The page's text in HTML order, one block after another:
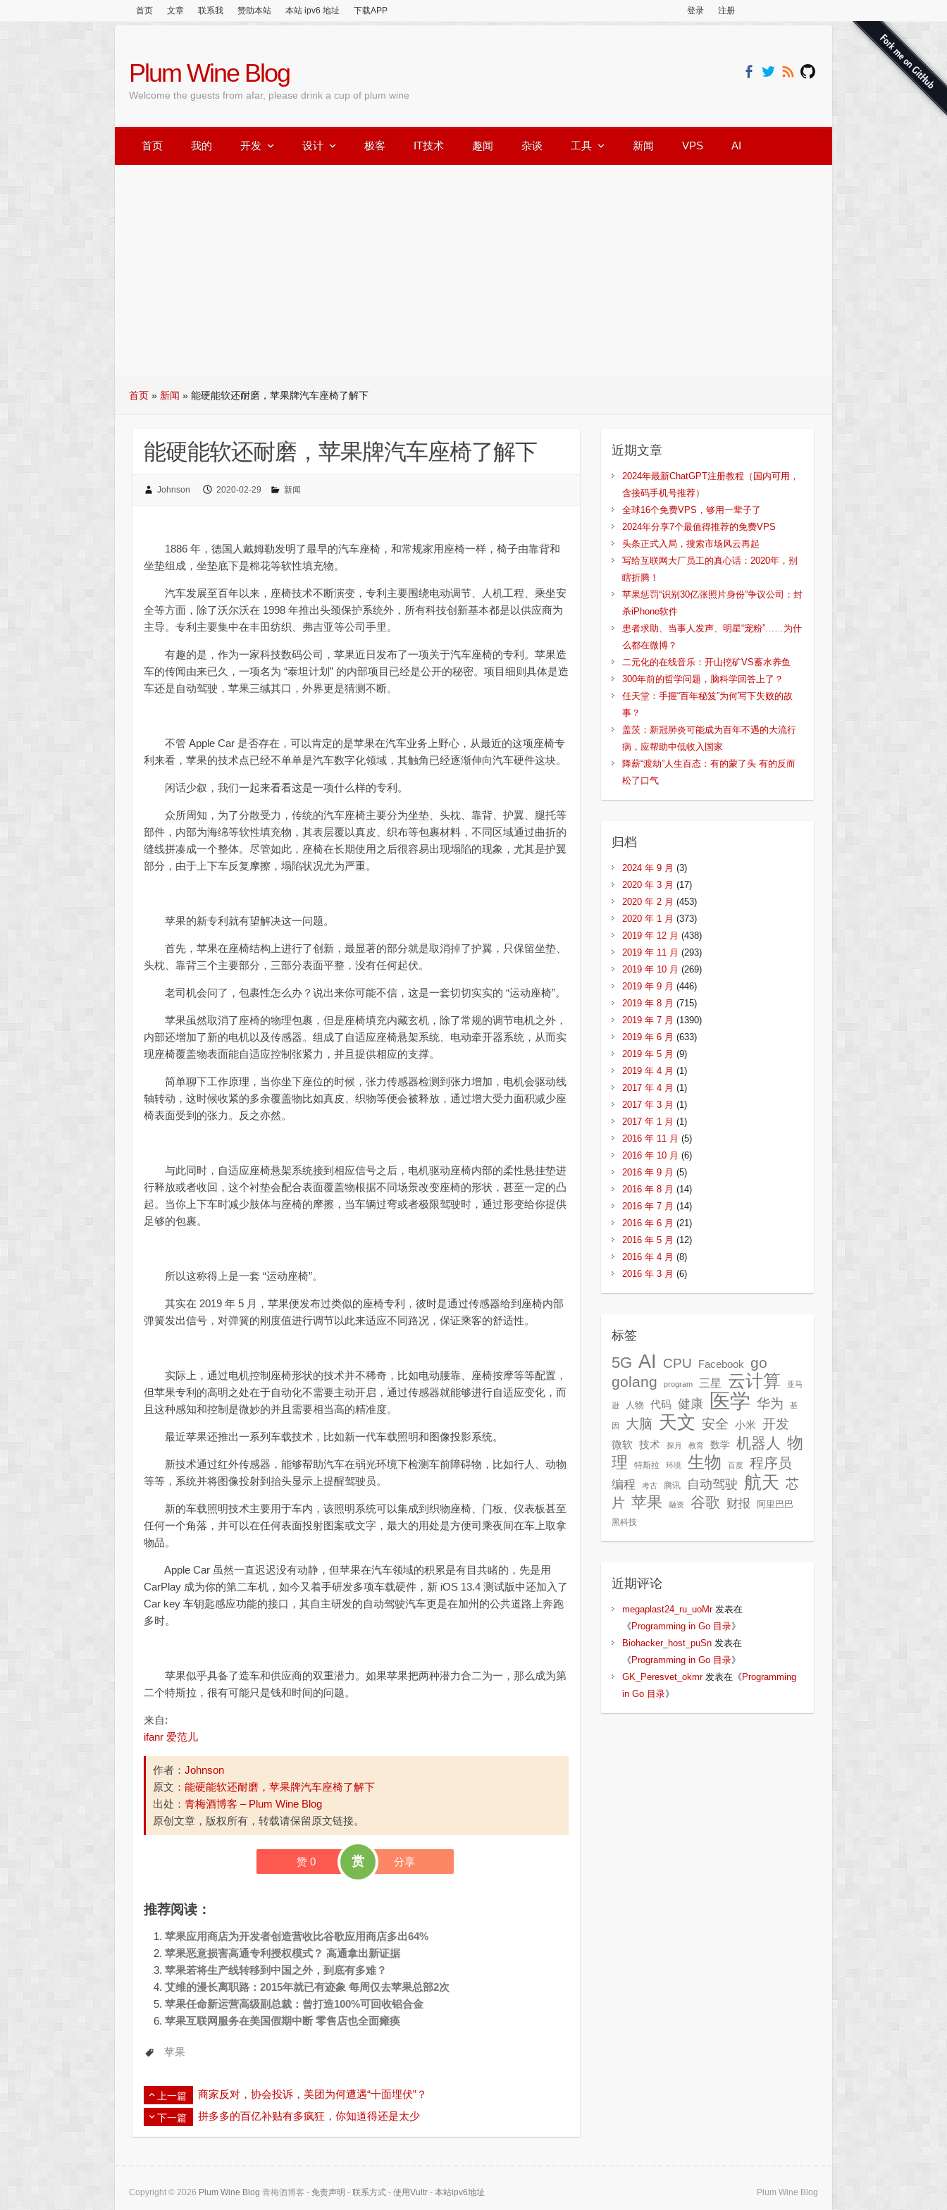
首页 文章 联系我 赞助本站 本站 ipv6 地址 下载APP 登录 注册
Plum Wine Blog
Welcome the guests from afar, please drink a cup of plum wine
首页 我的 开发 设计 极客 IT技术 趣闻 杂谈 工具 新闻 VPS AI
首页 » 新闻 » 能硬能软还耐磨，苹果牌汽车座椅了解下
能硬能软还耐磨，苹果牌汽车座椅了解下
Johnson 2020-02-29 新闻
1886 年，德国人戴姆勒发明了最早的汽车座椅，和常规家用座椅一样，椅子由靠背和
坐垫组成，坐垫底下是棉花等软性填充物。
汽车发展至百年以来，座椅技术不断演变，专利主要围绕电动调节、人机工程、乘坐安
全等方面，除了沃尔沃在 1998 年推出头颈保护系统外，所有科技创新基本都是以供应商为
主导。专利主要集中在丰田纺织、弗吉亚等公司手里。
有趣的是，作为一家科技数码公司，苹果近日发布了一项关于汽车座椅的专利。苹果造
车的传闻由来已久，一项名为 “泰坦计划” 的内部项目已经是公开的秘密。项目细则具体是造
车还是自动驾驶，苹果三缄其口，外界更是猜测不断。
不管 Apple Car 是否存在，可以肯定的是苹果在汽车业务上野心，从最近的这项座椅专
利来看，苹果的技术点已经不单单是汽车数字化领域，其触角已经逐渐伸向汽车硬件这块。
闲话少叙，我们一起来看看这是一项什么样的专利。
众所周知，为了分散受力，传统的汽车座椅主要分为坐垫、头枕、靠背、护翼、腿托等
部件，内部为海绵等软性填充物，其表层覆以真皮、织布等包裹材料，不同区域通过曲折的
缝线拼凑成一个整体。尽管如此，座椅在长期使用之后很容易出现塌陷的现象，尤其是护翼
部分，由于上下车反复摩擦，塌陷状况尤为严重。
苹果的新专利就有望解决这一问题。
首先，苹果在座椅结构上进行了创新，最显著的部分就是取消掉了护翼，只保留坐垫、
头枕、靠背三个主要部分，三部分表面平整，没有任何起伏。
老司机会问了，包裹性怎么办？说出来你可能不信，这是一套切切实实的 “运动座椅”。
苹果虽然取消了座椅的物理包裹，但是座椅填充内藏玄机，除了常规的调节电机之外，
内部还增加了新的电机以及传感器。组成了自适应座椅悬架系统、电动牵开器系统，从而实
现座椅覆盖物表面能自适应控制张紧力，并且提供相应的支撑。
简单聊下工作原理，当你坐下座位的时候，张力传感器检测到张力增加，电机会驱动线
轴转动，这时候收紧的多余覆盖物比如真皮、织物等便会被释放，通过增大受力面积减少座
椅表面受到的张力。反之亦然。
与此同时，自适应座椅悬架系统接到相应信号之后，电机驱动座椅内部的柔性悬挂垫进
行释放或者收回，这个衬垫会配合表面覆盖物根据不同场景改变座椅的形状，甚至一定的凸
起。当你上下车时减少肢体与座椅的摩擦，当车辆过弯或者极限驾驶时，通过形变给你提供
足够的包裹。
所以这称得上是一套 “运动座椅”。
其实在 2019 年 5 月，苹果便发布过类似的座椅专利，彼时是通过传感器给到座椅内部
弹簧发出信号，对弹簧的刚度值进行调节以此来适应不同路况，保证乘客的舒适性。
实际上，通过电机控制座椅形状的技术并不稀奇，比如电动腰靠、座椅按摩等等配置，
但苹果专利的高明之处在于自动化不需要主动开启，通过传感器就能够进行自适应变化，而
且这种感知和控制是微妙的并且需要相当高的精准度。
最近苹果还推出一系列车载技术，比如新一代车载照明和图像投影系统。
新技术通过红外传感器，能够帮助汽车在弱光环境下检测车前障碍物，比如行人、动物
等等，系统并将图像投射到抬头显示上提醒驾驶员。
新的车载照明技术主要用于车内，该照明系统可以集成到织物座椅、门板、仪表板甚至
任何一个角落，并可以在任何表面投射图案或文字，最大的用处是方便司乘夜间在车上取拿
物品。
Apple Car 虽然一直迟迟没有动静，但苹果在汽车领域的积累是有目共睹的，先是用
CarPlay 成为你的第二车机，如今又着手研发多项车载硬件，新 iOS 13.4 测试版中还加入了
Car key 车钥匙感应功能的接口，其自主研发的自动驾驶汽车更是在加州的公共道路上奔跑
多时。
苹果似乎具备了造车和供应商的双重潜力。如果苹果把两种潜力合二为一，那么成为第
二个特斯拉，很有可能只是钱和时间的问题。
来自:
ifanr 爱范儿
作者：Johnson
原文：能硬能软还耐磨，苹果牌汽车座椅了解下
出处：青梅酒博客 – Plum Wine Blog
原创文章，版权所有，转载请保留原文链接。
赞 0 赏 分享
推荐阅读：
苹果应用商店为开发者创造营收比谷歌应用商店多出64%
苹果恶意损害高通专利授权模式？ 高通拿出新证据
苹果若将生产线转移到中国之外，到底有多难？
艾维的漫长离职路：2015年就已有迹象 每周仅去苹果总部2次
苹果任命新运营高级副总裁：曾打造100%可回收铝合金
苹果互联网服务在美国假期中断 零售店也全面瘫痪
苹果
上一篇 商家反对，协会投诉，美团为何遭遇“十面埋伏”？
下一篇 拼多多的百亿补贴有多疯狂，你知道得还是太少
近期文章
2024年最新ChatGPT注册教程（国内可用，
含接码手机号推荐）
全球16个免费VPS，够用一辈子了
2024年分享7个最值得推荐的免费VPS
头条正式入局，搜索市场风云再起
写给互联网大厂员工的真心话：2020年，别
瞎折腾！
苹果惩罚“识别30亿张照片身份”争议公司：封
杀iPhone软件
患者求助、当事人发声、明星“宠粉”……为什
么都在微博？
二元化的在线音乐：开山挖矿VS蓄水养鱼
300年前的哲学问题，脑科学回答上了？
任天堂：手握“百年秘笈”为何写下失败的故
事？
盖茨：新冠肺炎可能成为百年不遇的大流行
病，应帮助中低收入国家
降薪“渡劫”人生百态：有的蒙了头 有的反而
松了口气
归档
2024 年 9 月 (3)
2020 年 3 月 (17)
2020 年 2 月 (453)
2020 年 1 月 (373)
2019 年 12 月 (438)
2019 年 11 月 (293)
2019 年 10 月 (269)
2019 年 9 月 (446)
2019 年 8 月 (715)
2019 年 7 月 (1390)
2019 年 6 月 (633)
2019 年 5 月 (9)
2019 年 4 月 (1)
2017 年 4 月 (1)
2017 年 3 月 (1)
2017 年 1 月 (1)
2016 年 11 月 (5)
2016 年 10 月 (6)
2016 年 9 月 (5)
2016 年 8 月 (14)
2016 年 7 月 (14)
2016 年 6 月 (21)
2016 年 5 月 (12)
2016 年 4 月 (8)
2016 年 3 月 (6)
标签
5G AI CPU Facebook
go
golang
program 三星 云计算 亚马
逊 人物 代码 健康 医学 华为 基
因 大脑 天文 安全 小米 开发
微软 技术 探月 教育 数学 机器人 物
理
特斯拉 环境 生物 百度 程序员
编程 考古 腾讯 自动驾驶 航天 芯
片 苹果 融资 谷歌 财报 阿里巴巴
黑科技
近期评论
megaplast24_ru_uoMr发表在
《 Programming in Go 目录》
Biohacker_host_puSn发表在
《 Programming in Go 目录》
GK_Peresvet_okmr发表在《 Programming
in Go 目录》
Copyright © 2026 Plum Wine Blog 青梅酒博客 - 免责声明 - 联系方式 - 使用Vultr - 本站ipv6地址 Plum Wine Blog